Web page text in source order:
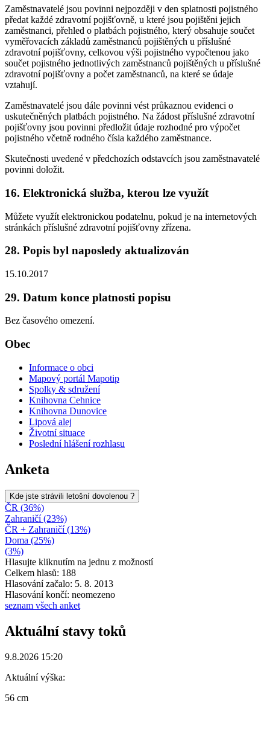
Zaměstnavatelé jsou povinni nejpozději v den splatnosti pojistného
předat každé zdravotní pojišťovně, u které jsou pojištěni jejich
zaměstnanci, přehled o platbách pojistného, který obsahuje součet
vyměřovacích základů zaměstnanců pojištěných u příslušné
zdravotní pojišťovny, celkovou výši pojistného vypočtenou jako
součet pojistného jednotlivých zaměstnanců pojištěných u příslušné
zdravotní pojišťovny a počet zaměstnanců, na které se údaje
vztahují.
Zaměstnavatelé jsou dále povinni vést průkaznou evidenci o
uskutečněných platbách pojistného. Na žádost příslušné zdravotní
pojišťovny jsou povinni předložit údaje rozhodné pro výpočet
pojistného včetně rodného čísla každého zaměstnance.
Skutečnosti uvedené v předchozích odstavcích jsou zaměstnavatelé
povinni doložit.
16. Elektronická služba, kterou lze využít
Můžete využít elektronickou podatelnu, pokud je na internetových
stránkách příslušné zdravotní pojišťovny zřízena.
28. Popis byl naposledy aktualizován
15.10.2017
29. Datum konce platnosti popisu
Bez časového omezení.
Obec
Informace o obci
Mapový portál Mapotip
Spolky & sdružení
Knihovna Cehnice
Knihovna Dunovice
Lipová alej
Životní situace
Poslední hlášení rozhlasu
Anketa
Kde jste strávili letošní dovolenou ?
ČR (36%)
Zahraničí (23%)
ČR + Zahraničí (13%)
Doma (25%)
(3%)
Hlasujte kliknutím na jednu z možností
Celkem hlasů: 188
Hlasování začalo: 5. 8. 2013
Hlasování končí: neomezeno
seznam všech anket
Aktuální stavy toků
9.8.2026 15:20
Aktuální výška:
56 cm